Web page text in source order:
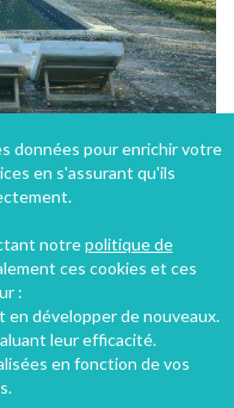
données pour enrichir votre
en s'assurant qu'ils
notrepolitique de
ces cookies et ces
:
en développer de nouveaux.
leur efficacité.
en fonction de vos